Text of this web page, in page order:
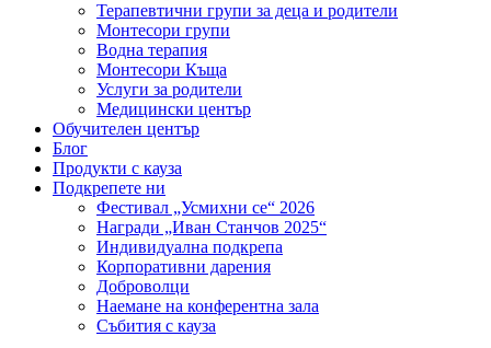
Терапевтични групи за деца и родители
Монтесори групи
Водна терапия
Монтесори Къща
Услуги за родители
Медицински център
Обучителен център
Блог
Продукти с кауза
Подкрепете ни
Фестивал „Усмихни се“ 2026
Награди „Иван Станчов 2025“
Индивидуална подкрепа
Корпоративни дарения
Доброволци
Наемане на конферентна зала
Събития с кауза